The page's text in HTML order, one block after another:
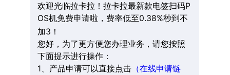
欢迎光临拉卡拉！拉卡拉最新款电签扫码P
OS机免费申请啦，费率低至0.38%秒到不
加3！
您好，为了更方便您办理业务，请您按照
下面提示进行操作：
1、产品申请可以直接点击（在线申请链